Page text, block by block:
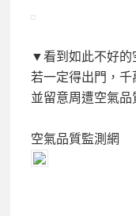
▼看到如此不好的
若一定得出門，千
並留意周遭空氣品
空氣品質監測網